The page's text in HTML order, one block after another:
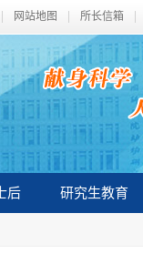
网站地图 所长信箱
后 研究生教育